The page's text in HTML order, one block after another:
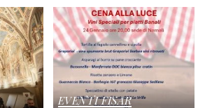
EVENTI FISAR